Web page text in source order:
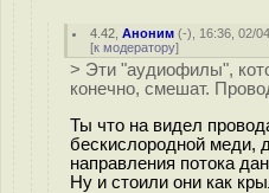
4.42 ,Аноним (-), 16:36, 02/
[к модератору]
> Эти "аудиофилы",
конечно, смешат.
Ты что на видел
бескислородной меди,
направления потока
Ну и стоили они как